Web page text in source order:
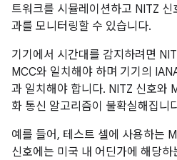
트워크를 시뮬레이션하고 NITZ
과를 모니터링할 수 있습니다.
기기에서 시간대를 감지하려면
MCC와 일치해야 하며 기기의
과 일치해야 합니다. NITZ 신호와
화 통신 알고리즘이 불확실해집니
예를 들어, 테스트 셀에 사용하는
신호에는 미국 내 어딘가에 해당